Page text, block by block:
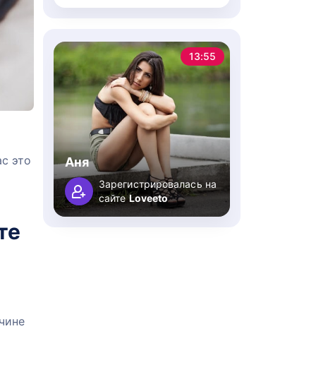
это
13:55
Аня
Зарегистрировалась на
сайтеLoveeto